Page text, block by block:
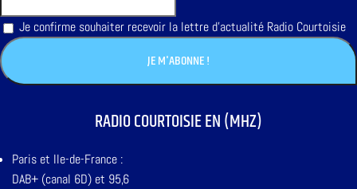
Je confirme souhaiter recevoir la lettre d'actualité Radio Courtoisie
RADIO COURTOISIE EN (MHZ)
Paris et Ile-de-France :
DAB+ (canal 6D) et 95,6